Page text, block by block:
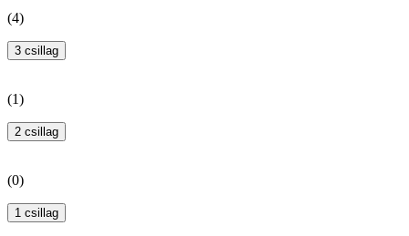
(4)
3 csillag
(1)
2 csillag
(0)
1 csillag